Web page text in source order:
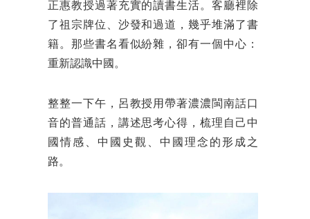
正惠教授過著充實的讀書生活。客廳裡除
了祖宗牌位、沙發和過道，幾乎堆滿了書
籍。那些書名看似紛雜，卻有一個中心：
重新認識中國。
整整一下午，呂教授用帶著濃濃閩南話口
音的普通話，講述思考心得，梳理自己中
國情感、中國史觀、中國理念的形成之
路。